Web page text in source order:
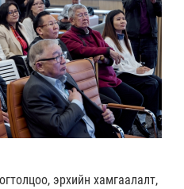
эрхийн хамгаалалт,